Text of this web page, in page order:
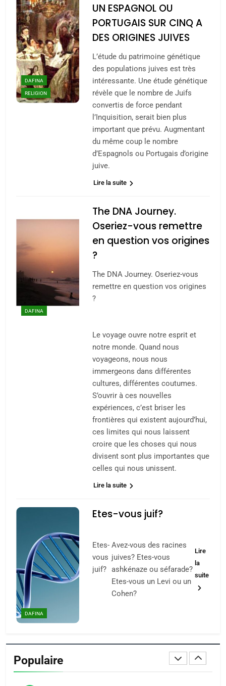
DAFINA
RELIGION
UN ESPAGNOL OU
PORTUGAIS SUR CINQ A
DES ORIGINES JUIVES
L’étude du patrimoine génétique
des populations juives est très
intéressante. Une étude génétique
révèle que le nombre de Juifs
convertis de force pendant
l’Inquisition, serait bien plus
important que prévu. Augmentant
du même coup le nombre
d’Espagnols ou Portugais d’origine
juive.
Lire la suite
DAFINA
The DNA Journey.
Oseriez-vous remettre
en question vos origines
?
The DNA Journey. Oseriez-vous
remettre en question vos origines
?
Le voyage ouvre notre esprit et
notre monde. Quand nous
voyageons, nous nous
immergeons dans différentes
cultures, différentes coutumes.
S’ouvrir à ces nouvelles
expériences, c’est briser les
frontières qui existent aujourd’hui,
ces limites qui nous laissent
croire que les choses qui nous
divisent sont plus importantes que
celles qui nous unissent.
Lire la suite
DAFINA
Etes-vous juif?
Etes-
vous
juif?
Avez-vous des racines
juives? Etes-vous
ashkénaze ou séfarade?
Etes-vous un Levi ou un
Cohen?
Lire
la
suite
Populaire
2025, l’année la plus
meurtrière selon le
rapport d’ADL contre
l’antisémitisme
FRANCE ISRAÉL
FIÈRE, DIGNE ET RÉSILIENTE :
POURQUOI JE REVENDIQUE
MA JUDAÏTE par Thérèse
Zrihen-Dvir
ISRAÉL JUDAISME
Jacques Hadida
8
Maroc : Les amandes de
Tafraout, le miel de Tadla
Azilal consacrés produits
1